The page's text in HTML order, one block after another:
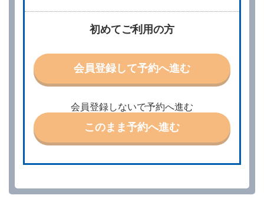
責任を負わないものとします。
当社は、借受人から予約の申込みがあったときは、原
則として、当社の保有するレンタカーの範囲内で予約
特に認める場合を除き、別に定める予約申込金を支払
うものとします。
第３条（予約の変更）
ときは、あらかじめ当社の承諾を受けなければならな
いものとします。
第４条（予約の取消し等）
ができます。
を１時間以上経過してもレンタカー貸渡契約（以下
初めてご利用の方
会員登録して予約へ進む
会員登録しないで予約へ進む
このまま予約へ進む